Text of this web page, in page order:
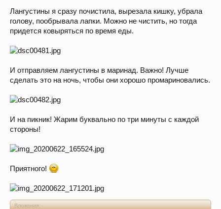
Лангустины я сразу почистила, вырезала кишку, убрала
голову, пообрывала лапки. Можно не чистить, но тогда
придется ковыряться по время еды.
И отправляем лангустины в маринад. Важно! Лучше
сделать это на ночь, чтобы они хорошо промариновались.
И на пикник! Жарим буквально по три минуты с каждой
стороны!
Приятного!
Вложения: